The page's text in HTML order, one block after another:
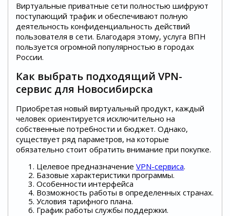
Виртуальные приватные сети полностью шифруют
поступающий трафик и обеспечивают полную
деятельность конфиденциальность действий
пользователя в сети. Благодаря этому, услуга ВПН
пользуется огромной популярностью в городах
России.
Как выбрать подходящий VPN-
сервис для Новосибирска
Приобретая новый виртуальный продукт, каждый
человек ориентируется исключительно на
собственные потребности и бюджет. Однако,
существует ряд параметров, на которые
обязательно стоит обратить внимание при покупке.
Целевое предназначение VPN-сервиса.
Базовые характеристики программы.
Особенности интерфейса
Возможность работы в определенных странах.
Условия тарифного плана.
График работы службы поддержки.